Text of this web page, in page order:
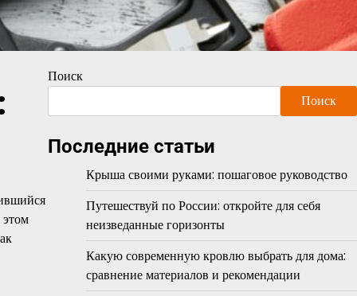
Поиск
Поиск
Последние статьи
Крыша своими руками: пошаговое руководство
Путешествуй по России: откройте для себя
неизведанные горизонты
Какую современную кровлю выбрать для дома:
сравнение материалов и рекомендации